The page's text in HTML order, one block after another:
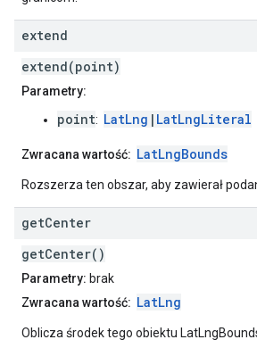
extend
extend(point)
Parametry:
point: LatLng | LatLngLiteral
Zwracana wartość: LatLngBounds
Rozszerza ten obszar, aby zawierał
getCenter
getCenter()
Parametry: brak
Zwracana wartość: LatLng
Oblicza środek tego obiektu